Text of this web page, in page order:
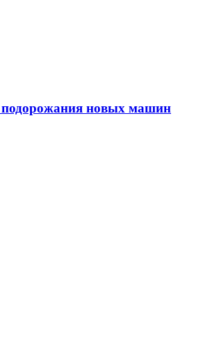
новых машин